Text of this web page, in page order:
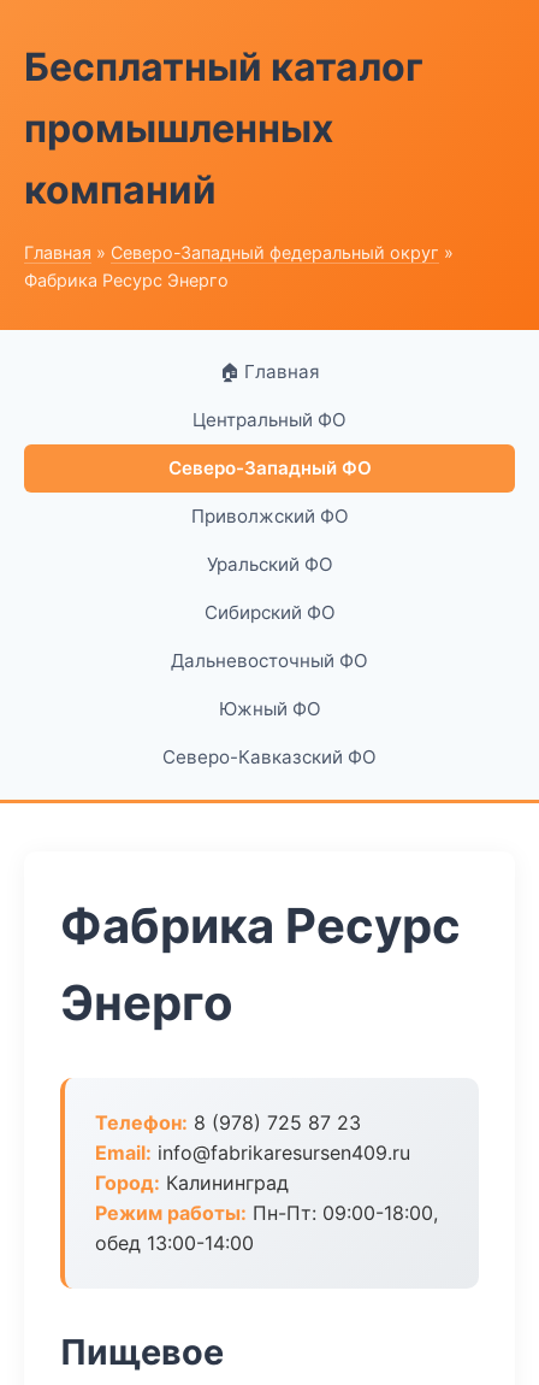
Бесплатный каталог
промышленных
компаний
Главная » Северо-Западный федеральный округ »
Фабрика Ресурс Энерго
🏠 Главная
Центральный ФО
Северо-Западный ФО
Приволжский ФО
Уральский ФО
Сибирский ФО
Дальневосточный ФО
Южный ФО
Северо-Кавказский ФО
Фабрика Ресурс
Энерго
Телефон: 8 (978) 725 87 23
Email: info@fabrikaresursen409.ru
Город: Калининград
Режим работы: Пн-Пт: 09:00-18:00,
обед 13:00-14:00
Пищевое